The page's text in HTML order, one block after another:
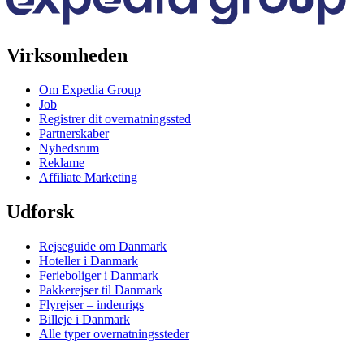
Virksomheden
Om Expedia Group
Job
Registrer dit overnatningssted
Partnerskaber
Nyhedsrum
Reklame
Affiliate Marketing
Udforsk
Rejseguide om Danmark
Hoteller i Danmark
Ferieboliger i Danmark
Pakkerejser til Danmark
Flyrejser – indenrigs
Billeje i Danmark
Alle typer overnatningssteder